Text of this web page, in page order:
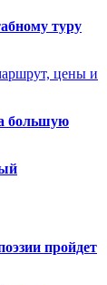
туру
цены и
большую
пройдет